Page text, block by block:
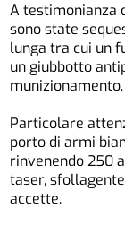
A testimonianza
sono state
lunga tra cui un
un giubbotto
munizionamento.
Particolare
porto di armi
rinvenendo 250
taser,
accette.